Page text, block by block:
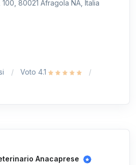
80021 Afragola NA, Italia
Voto 4.1
Anacaprese